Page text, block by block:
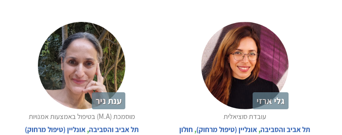
גלי ארזי
עובדת סוציאלית
תל אביב והסביבה, אונליין (טיפול מרחוק), חולון
ענת ניר
מוסמכת (M.A) בטיפול באמצעות אמנויות
תל אביב והסביבה,אונליין (טיפול מרחוק)